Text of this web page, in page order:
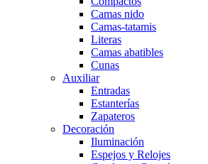
Camas nido
Camas-tatamis
Literas
Camas abatibles
Cunas
Auxiliar
Entradas
Estanterías
Zapateros
Decoración
Iluminación
Espejos y Relojes